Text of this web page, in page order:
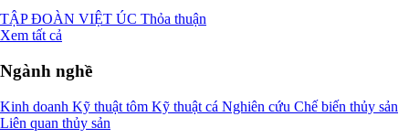
TẬP ĐOÀN VIỆT ÚC Thỏa thuận
Xem tất cả
Ngành nghề
Kinh doanh Kỹ thuật tôm Kỹ thuật cá Nghiên cứu Chế biến thủy sản
Liên quan thủy sản